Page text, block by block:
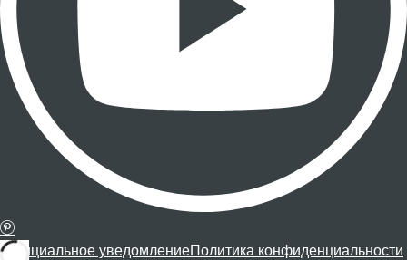
Официальное уведомлениеПолитика конфиденциальности